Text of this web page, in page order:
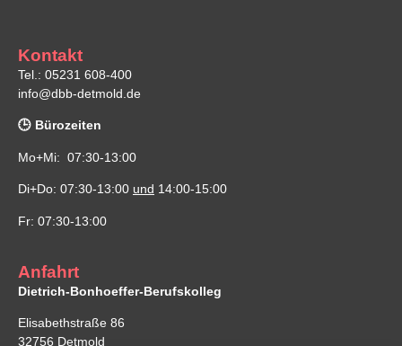
Kontakt
Tel.: 05231 608-400
info@dbb-detmold.de
🕒 Bürozeiten
Mo+Mi: 07:30-13:00
Di+Do: 07:30-13:00 und 14:00-15:00
Fr: 07:30-13:00
Anfahrt
Dietrich-Bonhoeffer-Berufskolleg
Elisabethstraße 86
32756 Detmold